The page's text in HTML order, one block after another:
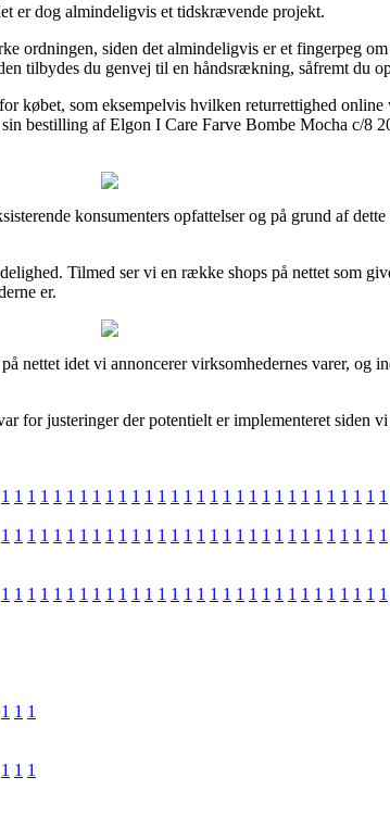
er dog almindeligvis et tidskrævende projekt.
ordningen, siden det almindeligvis er et fingerpeg
tilbydes du genvej til en håndsrækning, såfremt du
købet, som eksempelvis hvilken returrettighed
bestilling af Elgon I Care Farve Bombe Mocha c/8
konsumenters opfattelser og på grund af
Tilmed ser vi en række shops på nettet som
er.
idet vi annoncerer virksomhedernes varer, og
for justeringer der potentielt er implementeret siden
1 1 1 1 1 1 1 1 1 1 1 1 1 1 1 1 1 1 1 1 1 1 1 1 1 1 1 1 1 1
1 1 1 1 1 1 1 1 1 1 1 1 1 1 1 1 1 1 1 1 1 1 1 1 1 1 1 1 1 1
1 1 1 1 1 1 1 1 1 1 1 1 1 1 1 1 1 1 1 1 1 1 1 1 1 1 1 1 1 1
1 1 1
1 1 1